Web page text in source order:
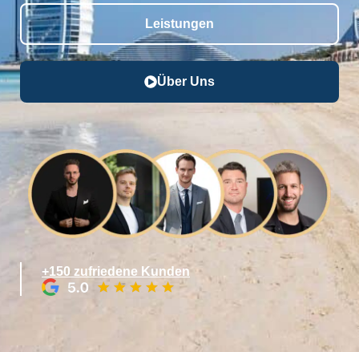
Leistungen
Über Uns
+150 zufriedene Kunden